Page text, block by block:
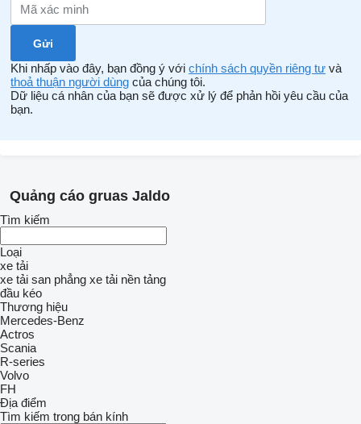
Khi nhấp vào đây, bạn đồng ý với chính sách quyền riêng tư và
thoả thuận người dùng của chúng tôi.
Dữ liệu cá nhân của bạn sẽ được xử lý để phản hồi yêu cầu của
bạn.
Quảng cáo gruas Jaldo
Tìm kiếm
Loại
xe tải
xe tải san phẳng xe tải nền tảng
đầu kéo
Thương hiệu
Mercedes-Benz
Actros
Scania
R-series
Volvo
FH
Địa điểm
Tìm kiếm trong bán kính